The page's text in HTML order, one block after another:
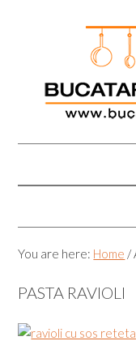
You are here: Home /
PASTA RAVIOLI